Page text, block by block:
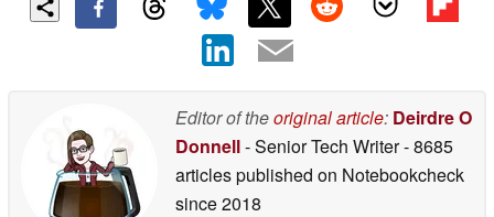
Editor of theoriginal article: Deirdre O
Donnell- Senior Tech Writer- 8685
articles published on Notebookcheck
since 2018